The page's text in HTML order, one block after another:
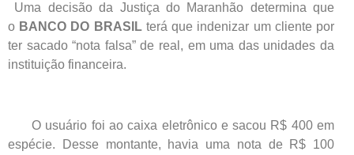
Uma decisão da Justiça do Maranhão determina que
o BANCO DO BRASIL terá que indenizar um cliente por
ter sacado “nota falsa” de real, em uma das unidades da
instituição financeira.
O usuário foi ao caixa eletrônico e sacou R$ 400 em
espécie. Desse montante, havia uma nota de R$ 100